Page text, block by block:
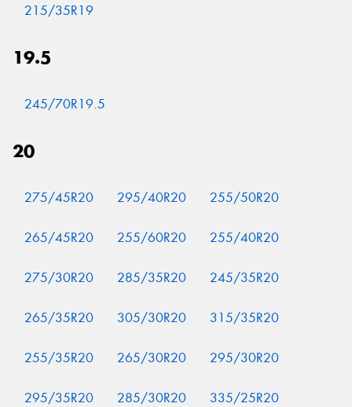
215/35R19
19.5
245/70R19.5
20
275/45R20 295/40R20 255/50R20
265/45R20 255/60R20 255/40R20
275/30R20 285/35R20 245/35R20
265/35R20 305/30R20 315/35R20
255/35R20 265/30R20 295/30R20
295/35R20 285/30R20 335/25R20